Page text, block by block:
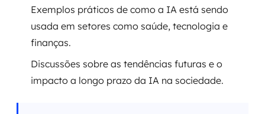
Exemplos práticos de como a IA está sendo
usada em setores como saúde, tecnologia e
finanças.
Discussões sobre as tendências futuras e o
impacto a longo prazo da IA na sociedade.